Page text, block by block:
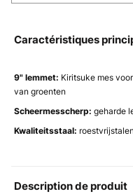
Caractéristiques
9" lemmet: Kiritsuke mes
van groenten
Scheermesscherp: geharde
Kwaliteitsstaal:
Description de produit